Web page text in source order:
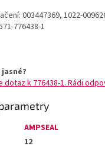
003447369, 1022-
776438-1
dotaz k 776438-1. Rádi
AMPSEAL
12